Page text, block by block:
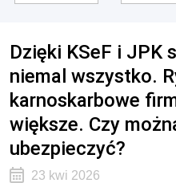
Dzięki KSeF i JPK
niemal wszystko.
karnoskarbowe
większe. Czy
ubezpieczyć?
23 kwi 2026